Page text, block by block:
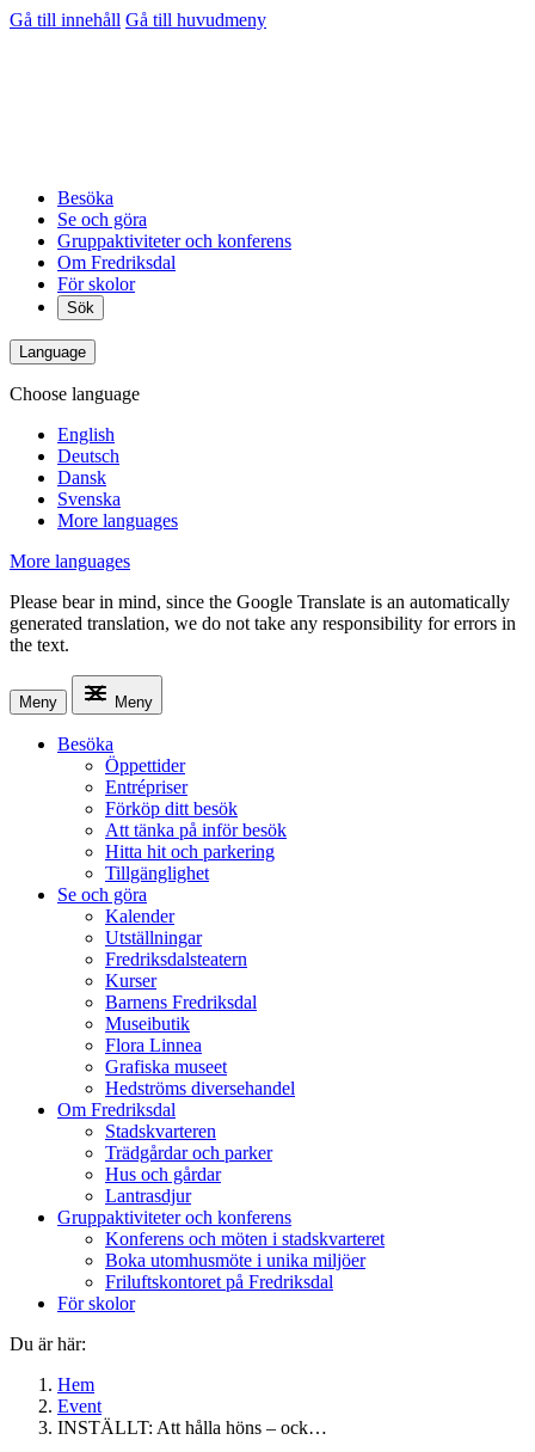
Gå till innehåll Gå till huvudmeny
Besöka
Se och göra
Gruppaktiviteter och konferens
Om Fredriksdal
För skolor
Sök
Language
Choose language
English
Deutsch
Dansk
Svenska
More languages
More languages
Please bear in mind, since the Google Translate is an automatically
generated translation, we do not take any responsibility for errors in
the text.
Meny Meny
Besöka
Öppettider
Entrépriser
Förköp ditt besök
Att tänka på inför besök
Hitta hit och parkering
Tillgänglighet
Se och göra
Kalender
Utställningar
Fredriksdalsteatern
Kurser
Barnens Fredriksdal
Museibutik
Flora Linnea
Grafiska museet
Hedströms diversehandel
Om Fredriksdal
Stadskvarteren
Trädgårdar och parker
Hus och gårdar
Lantrasdjur
Gruppaktiviteter och konferens
Konferens och möten i stadskvarteret
Boka utomhusmöte i unika miljöer
Friluftskontoret på Fredriksdal
För skolor
Du är här:
Hem
Event
INSTÄLLT: Att hålla höns – ock…